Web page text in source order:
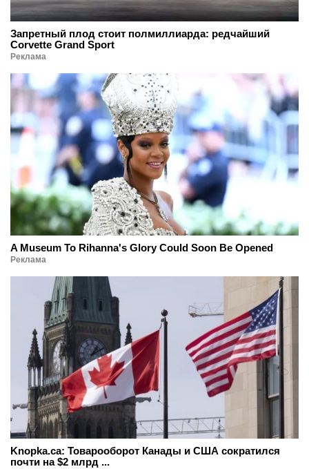
Запретный плод стоит полмиллиарда: редчайший
Corvette Grand Sport
Реклама
A Museum To Rihanna's Glory Could Soon Be Opened
Реклама
Knopka.ca: Товарооборот Канады и США сократился
почти на $2 млрд ...